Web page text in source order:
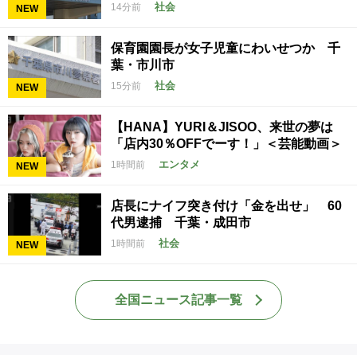
NEW 14分前 社会
NEW
保育園園長が女子児童にわいせつか 千
葉・市川市
15分前 社会
NEW
【HANA】YURI＆JISOO、来世の夢は
「店内30％OFFでーす！」＜芸能動画＞
1時間前 エンタメ
NEW
店長にナイフ突き付け「金を出せ」 60
代男逮捕 千葉・成田市
1時間前 社会
全国ニュース記事一覧